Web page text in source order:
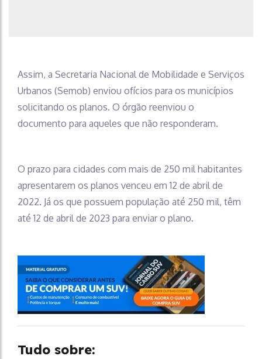
Assim, a Secretaria Nacional de Mobilidade e Serviços
Urbanos (Semob) enviou ofícios para os municípios
solicitando os planos. O órgão reenviou o
documento para aqueles que não responderam.
O prazo para cidades com mais de 250 mil habitantes
apresentarem os planos venceu em 12 de abril de
2022. Já os que possuem população até 250 mil, têm
até 12 de abril de 2023 para enviar o plano.
Tudo sobre: